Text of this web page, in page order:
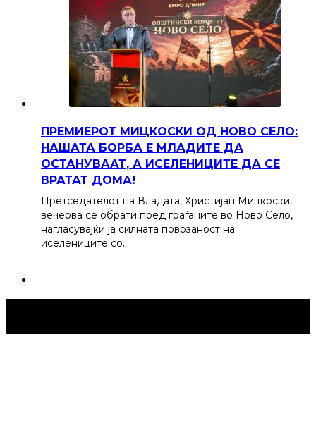
ПРЕМИЕРОТ МИЦКОСКИ ОД НОВО СЕЛО:
НАШАТА БОРБА Е МЛАДИТЕ ДА
ОСТАНУВААТ, А ИСЕЛЕНИЦИТЕ ДА СЕ
ВРАТАТ ДОМА!
Претседателот на Владата, Христијан Мицкоски,
вечерва се обрати пред граѓаните во Ново Село,
нагласувајќи ја силната поврзаност на
иселениците со…